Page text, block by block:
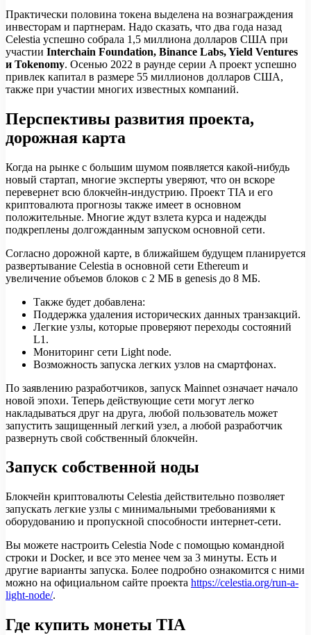
Практически половина токена выделена на вознаграждения
инвесторам и партнерам. Надо сказать, что два года назад
Celestia успешно собрала 1,5 миллиона долларов США при
участии Interchain Foundation, Binance Labs, Yield Ventures
и Tokenomy. Осенью 2022 в раунде серии A проект успешно
привлек капитал в размере 55 миллионов долларов США,
также при участии многих известных компаний.
Перспективы развития проекта,
дорожная карта
Когда на рынке с большим шумом появляется какой-нибудь
новый стартап, многие эксперты уверяют, что он вскоре
перевернет всю блокчейн-индустрию. Проект TIA и его
криптовалюта прогнозы также имеет в основном
положительные. Многие ждут взлета курса и надежды
подкреплены долгожданным запуском основной сети.
Согласно дорожной карте, в ближайшем будущем планируется
развертывание Celestia в основной сети Ethereum и
увеличение объемов блоков с 2 МБ в genesis до 8 МБ.
Также будет добавлена:
Поддержка удаления исторических данных транзакций.
Легкие узлы, которые проверяют переходы состояний
L1.
Мониторинг сети Light node.
Возможность запуска легких узлов на смартфонах.
По заявлению разработчиков, запуск Mainnet означает начало
новой эпохи. Теперь действующие сети могут легко
накладываться друг на друга, любой пользователь может
запустить защищенный легкий узел, а любой разработчик
развернуть свой собственный блокчейн.
Запуск собственной ноды
Блокчейн криптовалюты Celestia действительно позволяет
запускать легкие узлы с минимальными требованиями к
оборудованию и пропускной способности интернет-сети.
Вы можете настроить Celestia Node с помощью командной
строки и Docker, и все это менее чем за 3 минуты. Есть и
другие варианты запуска. Более подробно ознакомится с ними
можно на официальном сайте проекта https://celestia.org/run-a-
light-node/.
Где купить монеты TIA